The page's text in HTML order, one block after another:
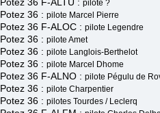
pilote ?
Potez 36 : pilote Marcel Pierre
Potez 36 F-ALOC : pilote Legendre
Potez 36 : pilote Amet
Potez 36 : pilote Langlois-Berthelot
Potez 36 : pilote Marcel Dhome
Potez 36 F-ALNO : pilote Pégulu de
Potez 36 : pilote Charpentier
Potez 36 : pilotes Tourdes / Leclerq